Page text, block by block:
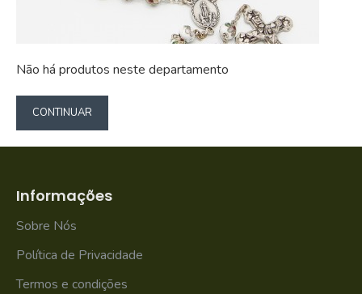
Não há produtos neste departamento
CONTINUAR
Informações
Sobre Nós
Política de Privacidade
Termos e condições